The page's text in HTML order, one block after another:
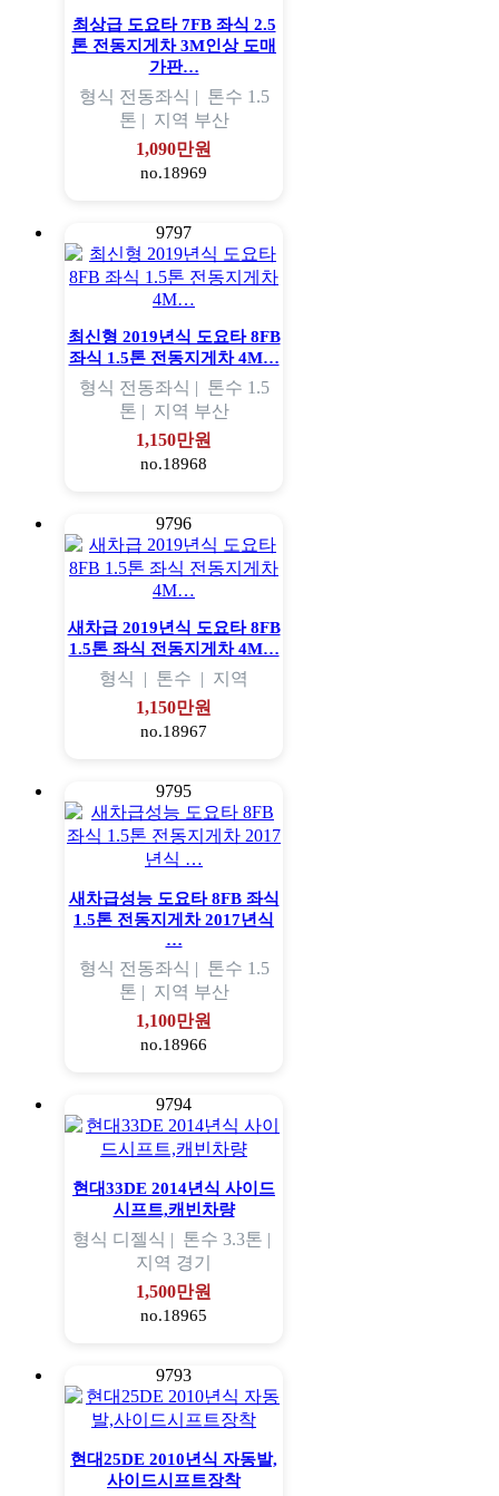
최상급 도요타 7FB 좌식 2.5
톤 전동지게차 3M인상 도매
가판…
형식 전동좌식 | 톤수 1.5
톤 | 지역 부산
1,090만원
no.18969
9797
최신형 2019년식 도요타 8FB
좌식 1.5톤 전동지게차 4M…
형식 전동좌식 | 톤수 1.5
톤 | 지역 부산
1,150만원
no.18968
9796
새차급 2019년식 도요타 8FB
1.5톤 좌식 전동지게차 4M…
형식 | 톤수 | 지역
1,150만원
no.18967
9795
새차급성능 도요타 8FB 좌식
1.5톤 전동지게차 2017년식
…
형식 전동좌식 | 톤수 1.5
톤 | 지역 부산
1,100만원
no.18966
9794
현대33DE 2014년식 사이드
시프트,캐빈차량
형식 디젤식 | 톤수 3.3톤 |
지역 경기
1,500만원
no.18965
9793
현대25DE 2010년식 자동발,
사이드시프트장착